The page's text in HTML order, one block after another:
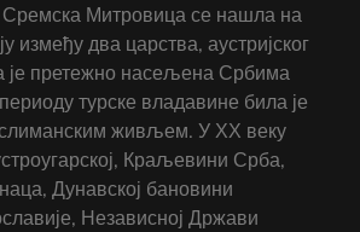
Митровица се нашла на
између два царства, аустријског
је претежно насељена Србима
турске владавине била је
живљем. У ХХ веку
Краљевини Срба,
Дунавској бановини
Независној Држави